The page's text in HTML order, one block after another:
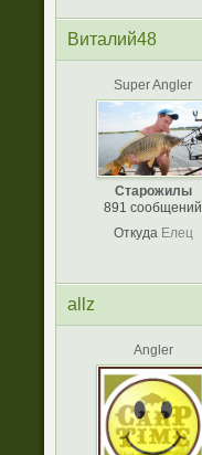
Виталий48
Super Angler
Старожилы
891 сообщений
Откуда Елец
allz
Angler